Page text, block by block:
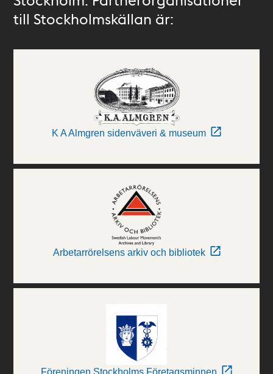
till Stockholmskällan är:
K A Almgren sidenväveri & museum
Arbetarrörelsens arkiv och bibliotek
Föreningen Stockholms Företagsminnen